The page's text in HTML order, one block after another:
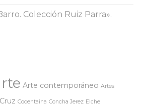
Colección Ruiz Parra».
Arte contemporáneo Artes
Cocentaina Concha Jerez Elche